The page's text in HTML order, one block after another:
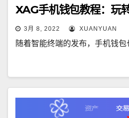
XAG手机钱包教程：玩
3月 8, 2022 XUANYUAN
随着智能终端的发布，手机钱